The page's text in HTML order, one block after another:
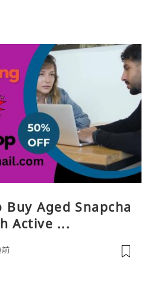
Buy Aged Snapcha
Active ...